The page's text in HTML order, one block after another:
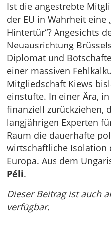
Ist die angestrebte
der EU in Wahrheit eine
Hintertür“? Angesichts
Neuausrichtung
Diplomat und
einer massiven
Mitgliedschaft Kiews
einstufte. In einer Ära,
finanziell zurückziehen,
langjährigen Experten
Raum die dauerhafte
wirtschaftliche Isolation
Europa. Aus dem
Péli.
Dieser Beitrag ist auch
verfügbar.